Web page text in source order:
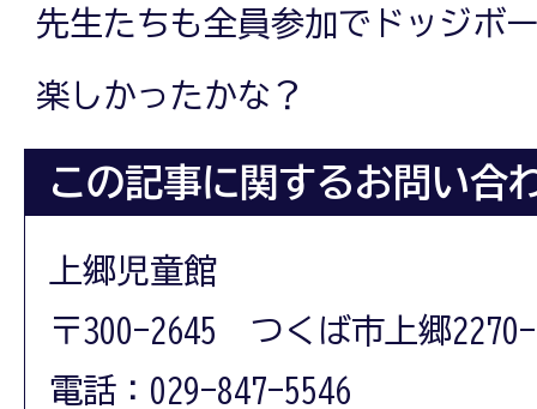
先生たちも全員参加でドッジボ
楽しかったかな？
この記事に関するお問い合
上郷児童館
〒300-2645 つくば市上郷
電話：029-847-5546